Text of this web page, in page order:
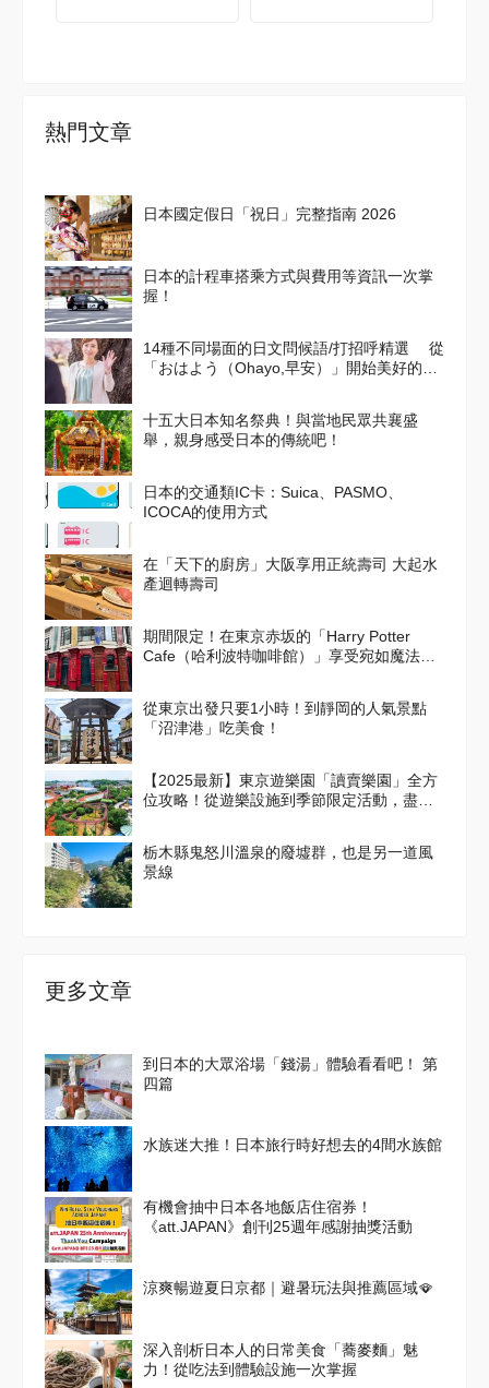
熱門文章
日本國定假日「祝日」完整指南 2026
日本的計程車搭乘方式與費用等資訊一次掌
握！
14種不同場面的日文問候語/打招呼精選 從
「おはよう（Ohayo,早安）」開始美好的一
十五大日本知名祭典！與當地民眾共襄盛
舉，親身感受日本的傳統吧！
日本的交通類IC卡：Suica、PASMO、
ICOCA的使用方式
在「天下的廚房」大阪享用正統壽司 大起水
產迴轉壽司
期間限定！在東京赤坂的「Harry Potter
Cafe（哈利波特咖啡館）」享受宛如魔法般
從東京出發只要1小時！到靜岡的人氣景點
「沼津港」吃美食！
【2025最新】東京遊樂園「讀賣樂園」全方
位攻略！從遊樂設施到季節限定活動，盡情
栃木縣鬼怒川溫泉的廢墟群，也是另一道風
景線
更多文章
到日本的大眾浴場「錢湯」體驗看看吧！ 第
四篇
水族迷大推！日本旅行時好想去的4間水族館
有機會抽中日本各地飯店住宿券！
《att.JAPAN》創刊25週年感謝抽獎活動
涼爽暢遊夏日京都｜避暑玩法與推薦區域🪭
深入剖析日本人的日常美食「蕎麥麵」魅
力！從吃法到體驗設施一次掌握